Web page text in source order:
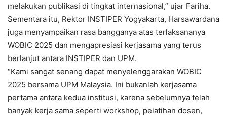
melakukan publikasi di tingkat internasional,” ujar Fariha.
Sementara itu, Rektor INSTIPER Yogyakarta, Harsawardana
juga menyampaikan rasa bangganya atas terlaksananya
WOBIC 2025 dan mengapresiasi kerjasama yang terus
berlanjut antara INSTIPER dan UPM.
“Kami sangat senang dapat menyelenggarakan WOBIC
2025 bersama UPM Malaysia. Ini bukanlah kerjasama
pertama antara kedua institusi, karena sebelumnya telah
banyak kerja sama seperti workshop, pelatihan dosen,